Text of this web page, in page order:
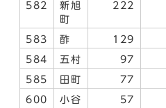
582
新旭
町
222
583 酢 129
584 五村 97
585 田町 77
600
小谷
57